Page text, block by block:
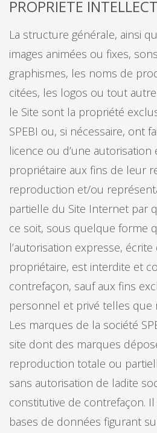
PROPRIETE
La structure générale, ainsi
images animées ou fixes,
graphismes, les noms de
citées, les logos ou tout
le Site sont la propriété
SPEBI ou, si nécessaire, ont
licence ou d’une
propriétaire aux fins de leur
reproduction et/ou
partielle du Site Internet par
ce soit, sous quelque forme
l’autorisation expresse,
propriétaire, est interdite et
contrefaçon, sauf aux fins
personnel et privé telles que
Les marques de la société
site dont des marques
reproduction totale ou
sans autorisation de ladite
constitutive de contrefaçon.
bases de données figurant